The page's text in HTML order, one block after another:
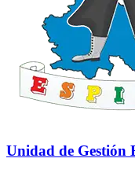
Unidad de Gestión